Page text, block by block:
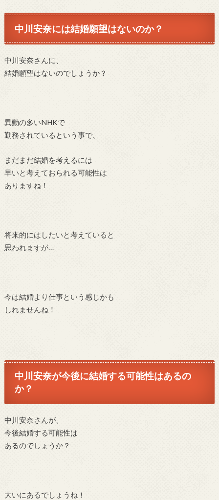
中川安奈には結婚願望はないのか？
中川安奈さんに、
結婚願望はないのでしょうか？
異動の多いNHKで
勤務されているという事で、
まだまだ結婚を考えるには
早いと考えておられる可能性は
ありますね！
将来的にはしたいと考えていると
思われますが…
今は結婚より仕事という感じかも
しれませんね！
中川安奈が今後に結婚する可能性はあるの
か？
中川安奈さんが、
今後結婚する可能性は
あるのでしょうか？
大いにあるでしょうね！